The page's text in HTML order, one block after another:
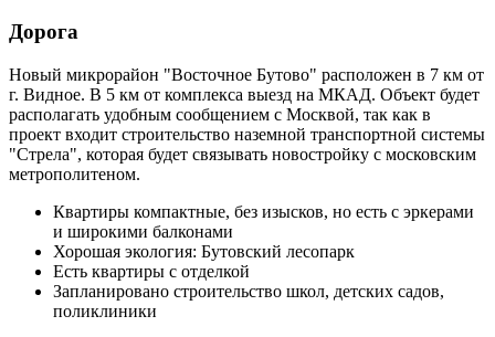
Дорога
Новый микрорайон "Восточное Бутово" расположен в 7 км от
г. Видное. В 5 км от комплекса выезд на МКАД. Объект будет
располагать удобным сообщением с Москвой, так как в
проект входит строительство наземной транспортной системы
"Стрела", которая будет связывать новостройку с московским
метрополитеном.
Квартиры компактные, без изысков, но есть с эркерами
и широкими балконами
Хорошая экология: Бутовский лесопарк
Есть квартиры с отделкой
Запланировано строительство школ, детских садов,
поликлиники